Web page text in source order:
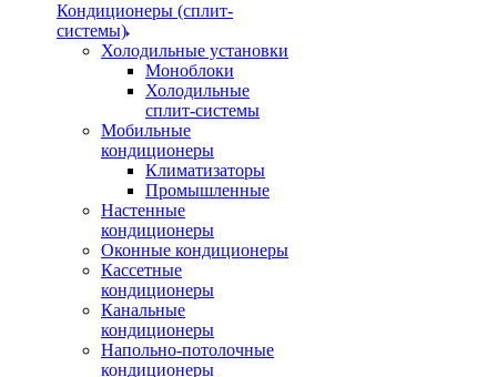
Кондиционеры (сплит-
системы)
Холодильные установки
Моноблоки
Холодильные
сплит-системы
Мобильные
кондиционеры
Климатизаторы
Промышленные
Настенные
кондиционеры
Оконные кондиционеры
Кассетные
кондиционеры
Канальные
кондиционеры
Напольно-потолочные
кондиционеры